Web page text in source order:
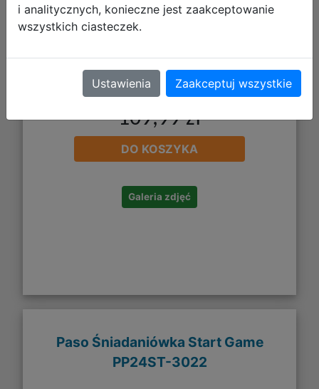
109,99 zł
DO KOSZYKA
Galeria zdjęć
Paso Śniadaniówka Start Game
PP24ST-3022
i analitycznych, konieczne jest zaakceptowanie
wszystkich ciasteczek.
Ustawienia Zaakceptuj wszystkie